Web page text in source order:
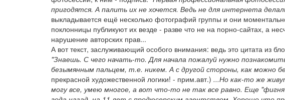
пригодятся. А палить их не хочется. Ведь не для интернета
выкладывается ещё несколько фотографий группы и они
поклонницы публикуют их везде - разве что не на порно-сайтах, а
нарушение авторских прав...
А вот текст, заслуживающий особого внимания: ведь это цитата из
"Знаешь. С чего начать-то. Для начала пожалуй нужно
безымянным пальцем, т.е. никем. А с другой стороны, как можно
прекрасной художественной логики! - прим.авт.) ...Но как-то же
могу все, умею многое, а вот что-то не так все равно. Еще